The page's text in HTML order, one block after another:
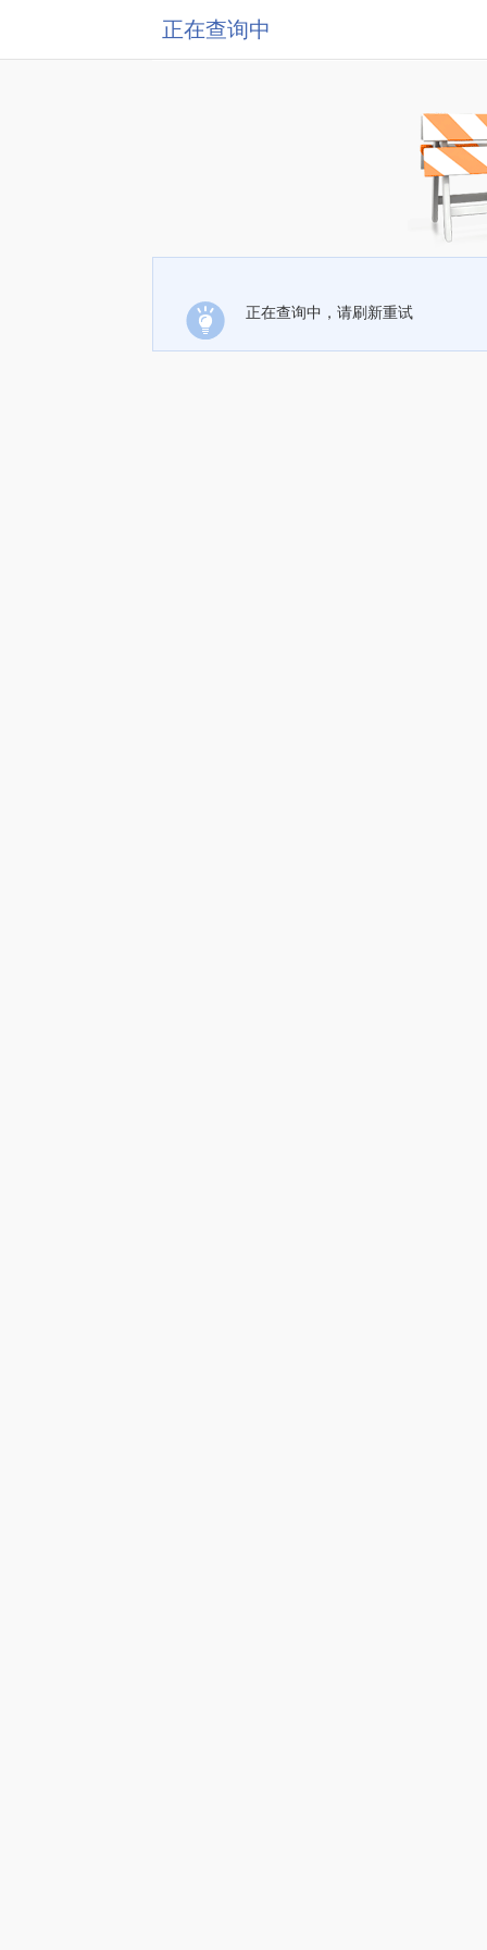
正在查询中
正在查询中，请刷新重试